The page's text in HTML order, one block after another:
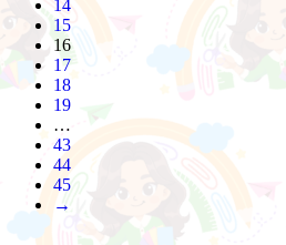
14
15
16
17
18
19
…
43
44
45
→